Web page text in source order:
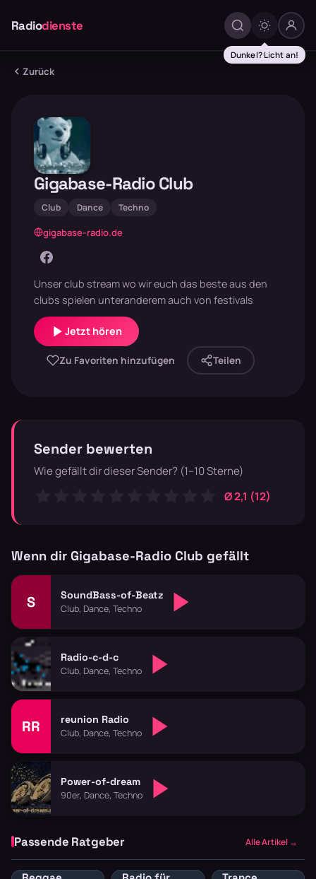
Radiodienste
Dunkel? Licht an!
Zurück
Gigabase-Radio Club
Club Dance Techno
gigabase-radio.de
Unser club stream wo wir euch das beste aus den
clubs spielen unteranderem auch von festivals
Jetzt hören
Zu Favoriten hinzufügen Teilen
Sender bewerten
Wie gefällt dir dieser Sender? (1–10 Sterne)
Ø 2,1 (12)
Wenn dir Gigabase-Radio Club gefällt
S SoundBass-of-Beatz
Club, Dance, Techno
Radio-c-d-c
Club, Dance, Techno
RR reunion Radio
Club, Dance, Techno
Power-of-dream
90er, Dance, Techno
Passende Ratgeber Alle Artikel →